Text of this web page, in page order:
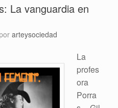
La vanguardia en
arteysociedad
La
profes
ora
Porra